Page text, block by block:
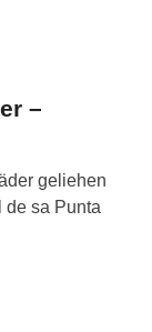
–
geliehen
de sa Punta